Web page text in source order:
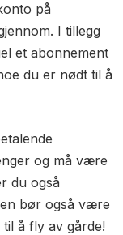
på
I tillegg
et abonnement
du er nødt til å
og må være
du også
bør også være
å fly av gårde!